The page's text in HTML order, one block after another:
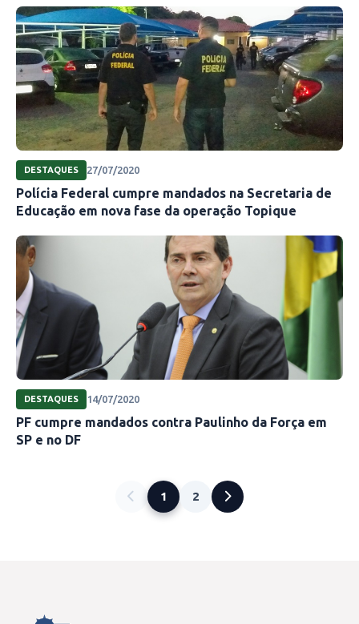
DESTAQUES 27/07/2020
Polícia Federal cumpre mandados na Secretaria de
Educação em nova fase da operação Topique
DESTAQUES 14/07/2020
PF cumpre mandados contra Paulinho da Força em
SP e no DF
1 2